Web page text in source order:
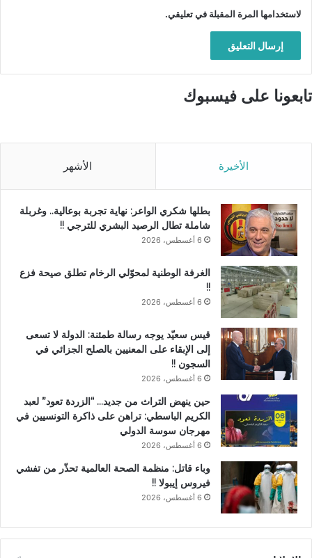
لاستخدامها المرة المقبلة في تعليقي.
تابعونا على فيسبوك
الأخيرة الأشهر
بطلها شكري الواعر: نهاية تجربة بوعالية.. وغربلة
شاملة تطال الرصيد البشري للترجي !!
6 أغسطس، 2026
الغرفة الوطنية لمحوّلي الرخام تطلق صيحة فزع
!!
6 أغسطس، 2026
قيس سعيّد يوجه رسالة طمئنة: الدولة لا تسعى
إلى الإبقاء على المعنيين بالصلح الجزائي في
السجون !!
6 أغسطس، 2026
حين ينهض التراث من جديد… “الزردة تعود” لعبد
الكريم الباسطي: تراهن على ذاكرة التونسيين في
مهرجان سوسة الدولي
6 أغسطس، 2026
وباء قاتل: منظمة الصحة العالمية تحذّر من تفشي
فيروس إيبولا !!
6 أغسطس، 2026